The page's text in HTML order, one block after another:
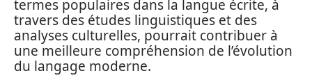
termes populaires dans la langue écrite, à
travers des études linguistiques et des
analyses culturelles, pourrait contribuer à
une meilleure compréhension de l’évolution
du langage moderne.